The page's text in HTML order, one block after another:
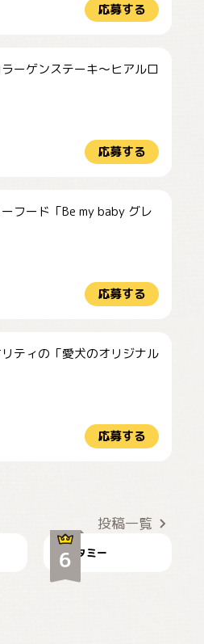
応募する
ーゲンステーキ～ヒアルロ
応募する
フード「Be my baby グレ
応募する
ティの「愛犬のオリジナル
応募する
投稿一覧
タミー